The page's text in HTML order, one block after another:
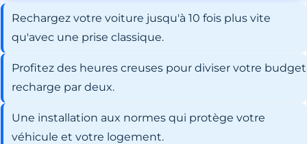
Rechargez votre voiture jusqu'à 10 fois plus vite
qu'avec une prise classique.
Profitez des heures creuses pour diviser votre budget
recharge par deux.
Une installation aux normes qui protège votre
véhicule et votre logement.